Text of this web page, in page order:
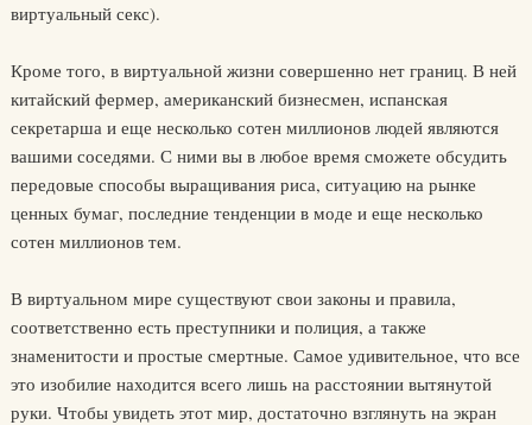
виртуальный секс).
Кроме того, в виртуальной жизни совершенно нет границ. В ней
китайский фермер, американский бизнесмен, испанская
секретарша и еще несколько сотен миллионов людей являются
вашими соседями. С ними вы в любое время сможете обсудить
передовые способы выращивания риса, ситуацию на рынке
ценных бумаг, последние тенденции в моде и еще несколько
сотен миллионов тем.
В виртуальном мире существуют свои законы и правила,
соответственно есть преступники и полиция, а также
знаменитости и простые смертные. Самое удивительное, что все
это изобилие находится всего лишь на расстоянии вытянутой
руки. Чтобы увидеть этот мир, достаточно взглянуть на экран